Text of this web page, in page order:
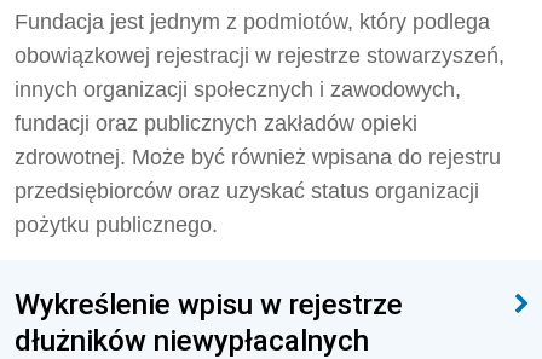
Fundacja jest jednym z podmiotów, który podlega
obowiązkowej rejestracji w rejestrze stowarzyszeń,
innych organizacji społecznych i zawodowych,
fundacji oraz publicznych zakładów opieki
zdrowotnej. Może być również wpisana do rejestru
przedsiębiorców oraz uzyskać status organizacji
pożytku publicznego.
Wykreślenie wpisu w rejestrze
dłużników niewypłacalnych